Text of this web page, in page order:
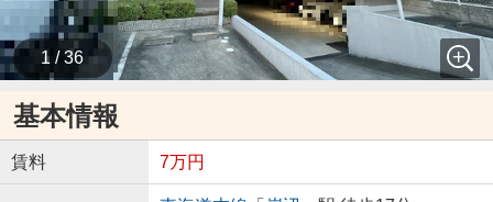
1 / 36
基本情報
賃料 7万円